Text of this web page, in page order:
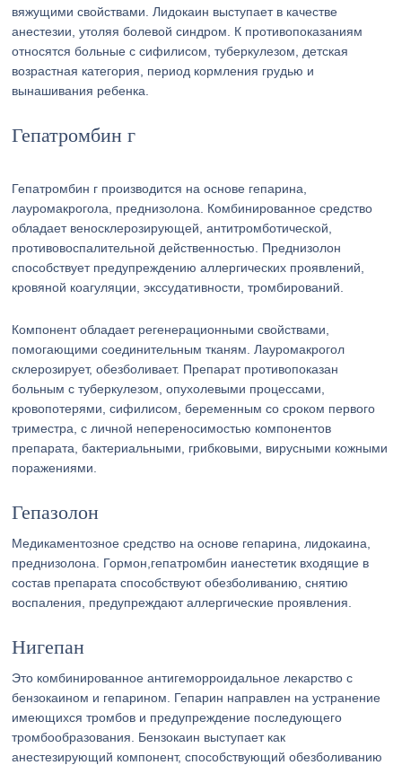
вяжущими свойствами. Лидокаин выступает в качестве
анестезии, утоляя болевой синдром. К противопоказаниям
относятся больные с сифилисом, туберкулезом, детская
возрастная категория, период кормления грудью и
вынашивания ребенка.
Гепатромбин г
Гепатромбин г производится на основе гепарина,
лауромакрогола, преднизолона. Комбинированное средство
обладает веносклерозирующей, антитромботической,
противовоспалительной действенностью. Преднизолон
способствует предупреждению аллергических проявлений,
кровяной коагуляции, экссудативности, тромбирований.
Компонент обладает регенерационными свойствами,
помогающими соединительным тканям. Лауромакрогол
склерозирует, обезболивает. Препарат противопоказан
больным с туберкулезом, опухолевыми процессами,
кровопотерями, сифилисом, беременным со сроком первого
триместра, с личной непереносимостью компонентов
препарата, бактериальными, грибковыми, вирусными кожными
поражениями.
Гепазолон
Медикаментозное средство на основе гепарина, лидокаина,
преднизолона. Гормон,гепатромбин ианестетик входящие в
состав препарата способствуют обезболиванию, снятию
воспаления, предупреждают аллергические проявления.
Нигепан
Это комбинированное антигеморроидальное лекарство с
бензокаином и гепарином. Гепарин направлен на устранение
имеющихся тромбов и предупреждение последующего
тромбообразования. Бензокаин выступает как
анестезирующий компонент, способствующий обезболиванию